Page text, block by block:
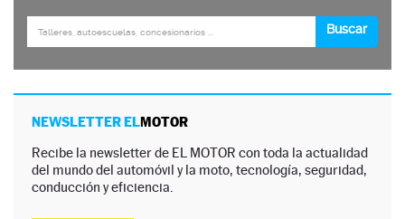
NEWSLETTER ELMOTOR
Recibe la newsletter de EL MOTOR con toda la actualidad
del mundo del automóvil y la moto, tecnología, seguridad,
conducción y eficiencia.